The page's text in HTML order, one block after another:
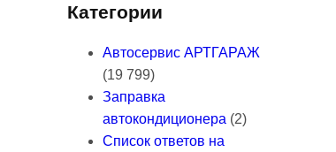
Категории
Автосервис АРТГАРАЖ
(19 799)
Заправка
автокондиционера (2)
Список ответов на